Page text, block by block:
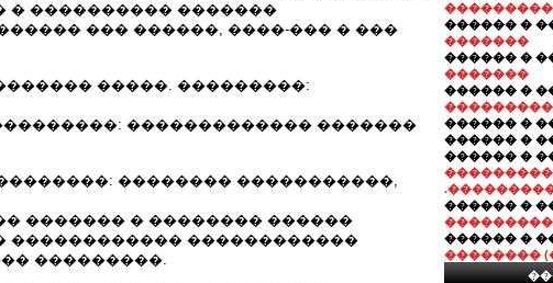
� ���������� �������
��� ������, ����-��� � ���
�����. ���������:
������������� �������
���������: �������� �����������,
������� � �������� ������
������������ ������������
���������.
������ �
�������
������ �
�������
������ �
������ �
������ �
������ �
������ �
������ �
��������